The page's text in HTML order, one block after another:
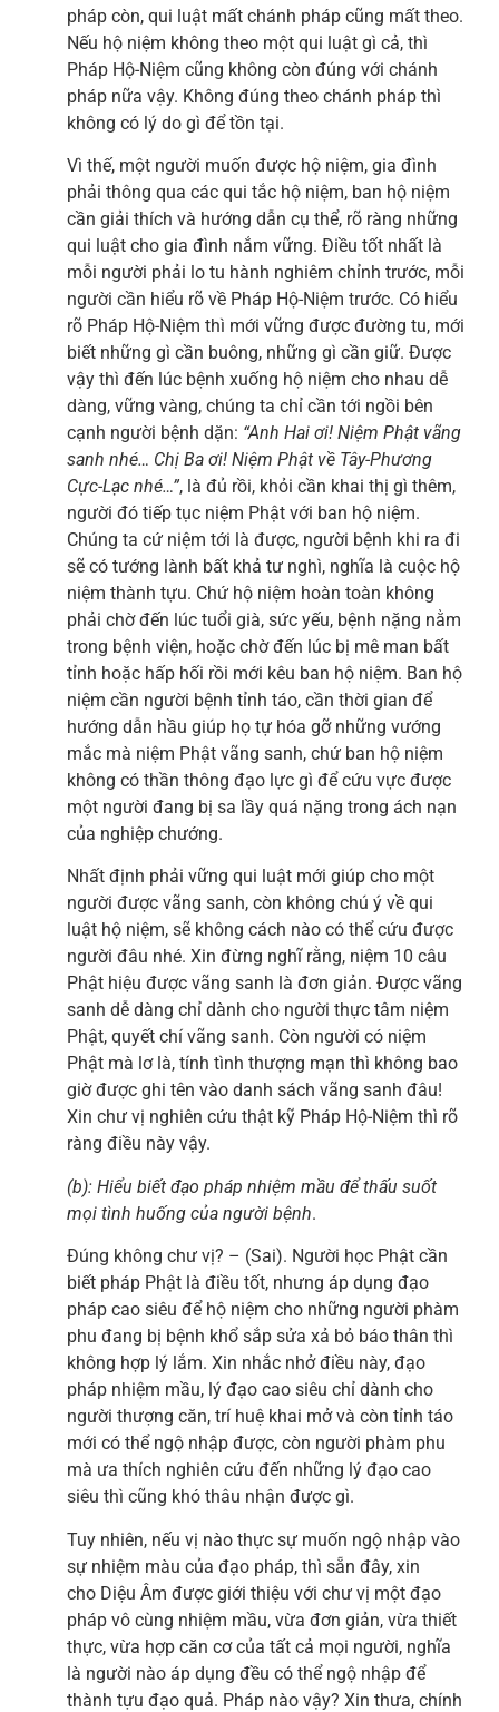
pháp còn, qui luật mất chánh pháp cũng mất theo.
Nếu hộ niệm không theo một qui luật gì cả, thì
Pháp Hộ-Niệm cũng không còn đúng với chánh
pháp nữa vậy. Không đúng theo chánh pháp thì
không có lý do gì để tồn tại.
Vì thế, một người muốn được hộ niệm, gia đình
phải thông qua các qui tắc hộ niệm, ban hộ niệm
cần giải thích và hướng dẫn cụ thể, rõ ràng những
qui luật cho gia đình nắm vững. Điều tốt nhất là
mỗi người phải lo tu hành nghiêm chỉnh trước, mỗi
người cần hiểu rõ về Pháp Hộ-Niệm trước. Có hiểu
rõ Pháp Hộ-Niệm thì mới vững được đường tu, mới
biết những gì cần buông, những gì cần giữ. Được
vậy thì đến lúc bệnh xuống hộ niệm cho nhau dễ
dàng, vững vàng, chúng ta chỉ cần tới ngồi bên
cạnh người bệnh dặn: “Anh Hai ơi! Niệm Phật vãng
sanh nhé… Chị Ba ơi! Niệm Phật về Tây-Phương
Cực-Lạc nhé…”, là đủ rồi, khỏi cần khai thị gì thêm,
người đó tiếp tục niệm Phật với ban hộ niệm.
Chúng ta cứ niệm tới là được, người bệnh khi ra đi
sẽ có tướng lành bất khả tư nghì, nghĩa là cuộc hộ
niệm thành tựu. Chứ hộ niệm hoàn toàn không
phải chờ đến lúc tuổi già, sức yếu, bệnh nặng nằm
trong bệnh viện, hoặc chờ đến lúc bị mê man bất
tỉnh hoặc hấp hối rồi mới kêu ban hộ niệm. Ban hộ
niệm cần người bệnh tỉnh táo, cần thời gian để
hướng dẫn hầu giúp họ tự hóa gỡ những vướng
mắc mà niệm Phật vãng sanh, chứ ban hộ niệm
không có thần thông đạo lực gì để cứu vực được
một người đang bị sa lầy quá nặng trong ách nạn
của nghiệp chướng.
Nhất định phải vững qui luật mới giúp cho một
người được vãng sanh, còn không chú ý về qui
luật hộ niệm, sẽ không cách nào có thể cứu được
người đâu nhé. Xin đừng nghĩ rằng, niệm 10 câu
Phật hiệu được vãng sanh là đơn giản. Được vãng
sanh dễ dàng chỉ dành cho người thực tâm niệm
Phật, quyết chí vãng sanh. Còn người có niệm
Phật mà lơ là, tính tình thượng mạn thì không bao
giờ được ghi tên vào danh sách vãng sanh đâu!
Xin chư vị nghiên cứu thật kỹ Pháp Hộ-Niệm thì rõ
ràng điều này vậy.
(b): Hiểu biết đạo pháp nhiệm mầu để thấu suốt
mọi tình huống của người bệnh.
Đúng không chư vị? – (Sai). Người học Phật cần
biết pháp Phật là điều tốt, nhưng áp dụng đạo
pháp cao siêu để hộ niệm cho những người phàm
phu đang bị bệnh khổ sắp sửa xả bỏ báo thân thì
không hợp lý lắm. Xin nhắc nhở điều này, đạo
pháp nhiệm mầu, lý đạo cao siêu chỉ dành cho
người thượng căn, trí huệ khai mở và còn tỉnh táo
mới có thể ngộ nhập được, còn người phàm phu
mà ưa thích nghiên cứu đến những lý đạo cao
siêu thì cũng khó thâu nhận được gì.
Tuy nhiên, nếu vị nào thực sự muốn ngộ nhập vào
sự nhiệm màu của đạo pháp, thì sẵn đây, xin
cho Diệu Âm được giới thiệu với chư vị một đạo
pháp vô cùng nhiệm mầu, vừa đơn giản, vừa thiết
thực, vừa hợp căn cơ của tất cả mọi người, nghĩa
là người nào áp dụng đều có thể ngộ nhập để
thành tựu đạo quả. Pháp nào vậy? Xin thưa, chính